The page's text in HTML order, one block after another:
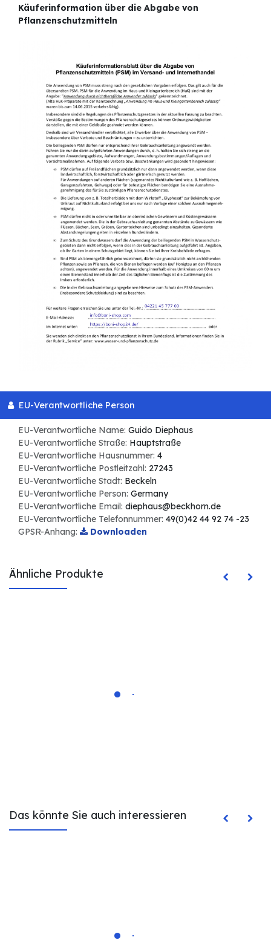
Käuferinformation über die Abgabe von
Pflanzenschutzmitteln
EU-Verantwortliche Person
EU-Verantwortliche Name: Guido Diephaus
EU-Verantwortliche Straße: Hauptstraße
EU-Verantwortliche Hausnummer: 4
EU-Verantwortliche Postleitzahl: 27243
EU-Verantwortliche Stadt: Beckeln
EU-Verantwortliche Person: Germany
EU-Verantwortliche Email: diephaus@beckhorn.de
EU-Verantwortliche Telefonnummer: 49(0)42 44 92 74 -23
GPSR-Anhang:
Downloaden
Ähnliche Produkte
Das könnte Sie auch interessieren